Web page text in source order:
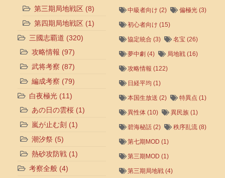
第三期局地戦区 (8)
第四期局地戦区 (1)
三國志覇道 (320)
攻略情報 (97)
武将考察 (87)
編成考察 (79)
白夜極光 (11)
あの日の雲桜 (1)
嵐が止む刻 (1)
潮汐祭 (5)
熱砂攻防戦 (1)
考察全般 (4)
中級者向け (2) 偏極光(3)
初心者向け (15)
協定統合 (3) 名宝 (26)
夢中劇 (4) 局地戦(16)
攻略情報 (122)
日経平均 (1)
本国生放送 (2) 特異点 (1)
異性体 (10) 異民族(1)
碧海秘話 (2) 秩序乱流(8)
第七期MOD (1)
第三期MOD (1)
第三期局地戦 (4)